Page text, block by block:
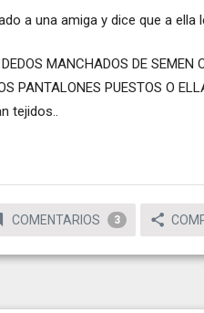
a una amiga y dice que a ella
MANCHADOS DE SEMEN
PANTALONES PUESTOS O
tejidos..
COMENTARIOS 3